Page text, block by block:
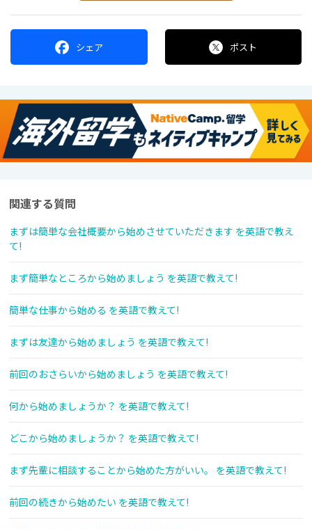
シェア ポスト
関連する質問
まずは簡単な会社概要から始めさせていただきます を英語で教え
て!
まず簡単なところから始めましょう を英語で教えて!
簡単な仕事から始める を英語で教えて!
まずは友達から始めましょう を英語で教えて!
前回のおさらいから始めましょう を英語で教えて!
何から始めましょうか？ を英語で教えて!
どこから始めましょうか？ を英語で教えて!
まず先輩に相談することから始めた方がいい。 を英語で教えて!
前回の続きから始めたい を英語で教えて!